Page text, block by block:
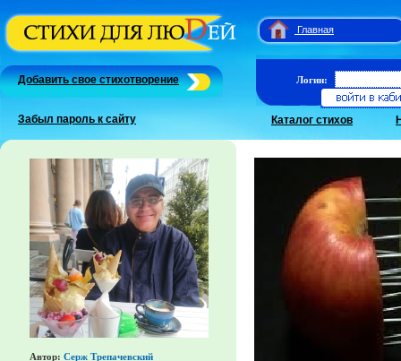
Главная
Добавить свое стихотворение
Забыл пароль к сайту
Логин:
Каталог стихов
Автор: Серж Трепачевский